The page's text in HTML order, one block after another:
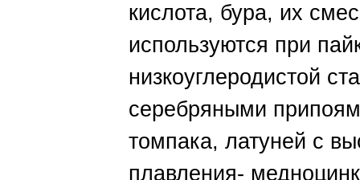
кислота, бура, их
используются при
низкоуглеродистой
серебряными
томпака, латуней с
плавления-